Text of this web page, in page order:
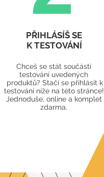
PŘIHLÁSÍŠ SE
K TESTOVÁNÍ
Chceš se stát součástí
testování uvedených
produktů? Stačí se přihlásit k
testování níže na této stránce!
Jednoduše, online a komplet
zdarma.